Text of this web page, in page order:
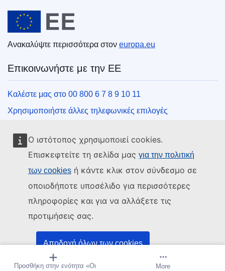
Ο ιστότοπος χρησιμοποιεί cookies.
Επισκεφτείτε τη σελίδα μας για την πολιτική
των cookies ή κάντε κλικ στον σύνδεσμο σε
οποιοδήποτε υποσέλιδο για περισσότερες
πληροφορίες και για να αλλάξετε τις
προτιμήσεις σας.
Αποδοχή όλων των cookies
Αποδοχή μόνο βασικών cookies
Προσθήκη στην ενότητα «Οι
Δημιουργία ειδοποίησης
More
Ευρωπαϊκή Ένωση
Ανακαλύψτε περισσότερα στον europa.eu
Επικοινωνήστε με την ΕΕ
Καλέστε μας στο 00 800 6 7 8 9 10 11
Χρησιμοποιήστε άλλες τηλεφωνικές επιλογές
Συναντήστε μας σε ένα από τα κέντρα της ΕΕ
Μέσα κοινωνικής δικτύωσης
Αναζητήστε τα κανάλια της ΕΕ στα μέσα κοινωνικής
Θεσμικά όργανα και οργανισμοί της ΕΕ
Αναζήτηση όλων των θεσμικών και λοιπών οργάνων και
οργανισμών της ΕΕ